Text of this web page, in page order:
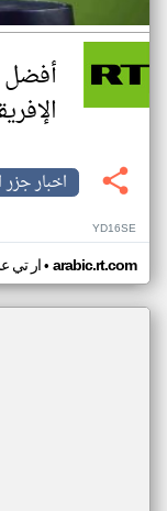
اخبار جزر
YD16SE
ار تي• arabic.rt.com